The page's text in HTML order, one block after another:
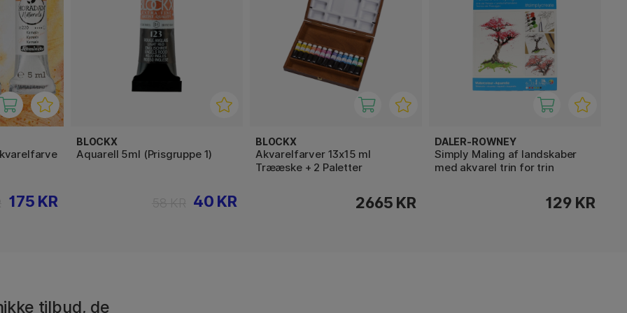
175 KR
BLOCKX
Aquarell 5ml (Prisgruppe 1)
40 KR
BLOCKX
Akvarelfarver 13x15 ml
Trææske + 2 Paletter
2665 KR
DALER-ROWNEY
Simply Maling af landskaber
med akvarel trin for trin
129 KR
tilbud, de